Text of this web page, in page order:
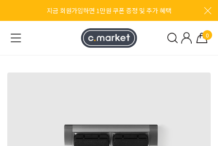
지금 회원가입하면 1만원 쿠폰 증정 및 추가 혜택
0